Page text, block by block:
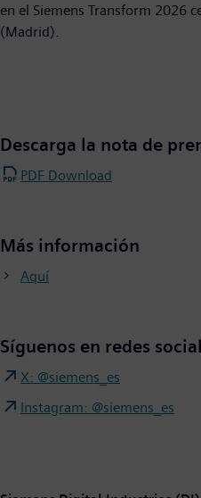
en el Siemens Transform 2026
(Madrid).
Descarga la nota de
PDF Download
Más información
Aquí
Síguenos en redes
X: @siemens_es
Instagram: @siemens_es